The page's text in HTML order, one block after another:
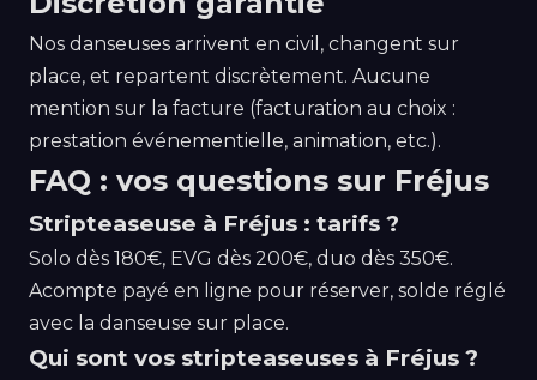
Nos danseuses arrivent en civil, changent sur
place, et repartent discrètement. Aucune
mention sur la facture (facturation au choix :
prestation événementielle, animation, etc.).
FAQ : vos questions sur Fréjus
Stripteaseuse à Fréjus : tarifs ?
Solo dès 180€, EVG dès 200€, duo dès 350€.
Acompte payé en ligne pour réserver, solde réglé
avec la danseuse sur place.
Qui sont vos stripteaseuses à Fréjus ?